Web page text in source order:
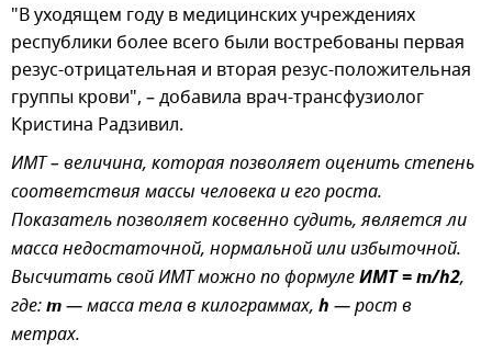
"В уходящем году в медицинских учреждениях
республики более всего были востребованы первая
резус-отрицательная и вторая резус-положительная
группы крови", – добавила врач-трансфузиолог
Кристина Радзивил.
ИМТ – величина, которая позволяет оценить степень
соответствия массы человека и его роста.
Показатель позволяет косвенно судить, является ли
масса недостаточной, нормальной или избыточной.
Высчитать свой ИМТ можно по формулеИМТ = m/h2,
где:m— масса тела в килограммах,h— рост в
метрах.